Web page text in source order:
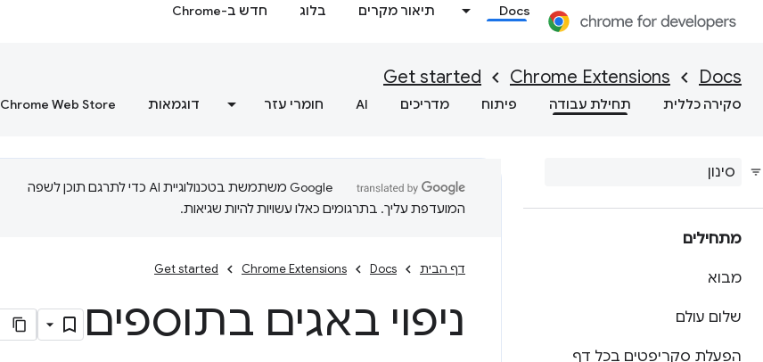
Docs תיאור מקרים בלוג חדש ב-Chrome
Docs
Chrome Extensions
Get started
סקירה כללית תחילת עבודה פיתוח מדריכים AI חומרי עזר דוגמאות Chrome Web Store
מתחילים
מבוא
שלום עולם
הפעלת סקריפטים בכל דף
‫Google משתמשת בטכנולוגיית AI כדי לתרגם תוכן לשפה
המועדפת עליך. בתרגומים כאלו עשויות להיות שגיאות.
דף הבית Docs
Chrome Extensions
Get started
ניפוי באגים בתוספים